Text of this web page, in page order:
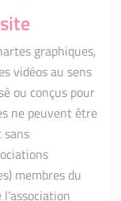
graphiques,
vidéos au sens
ou conçus pour
ne peuvent être
membres du